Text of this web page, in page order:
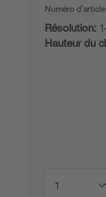
Numéro
Résolution:
Hauteur du